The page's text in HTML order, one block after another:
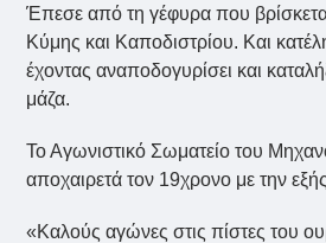
Έπεσε από τη γέφυρα που
Κύμης και Καποδιστρίου. Και
έχοντας αναποδογυρίσει και
μάζα.
Το Αγωνιστικό Σωματείο του
αποχαιρετά τον 19χρονο με την
«Καλούς αγώνες στις πίστες του